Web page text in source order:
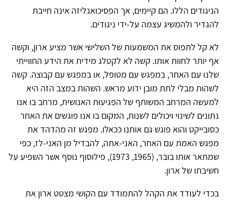
הניגודים הללו. הם קיימים, אך הפסיכואנליזה אינה חייבת
להגדיר ולהמשיג עצמה על-ידי ניגודים.
לא קל לתפוס את המשמעות של השלישי אשר מציע ארון, וקשה
אף יותר לחוות אותו. קשה לא לקטלג מידית את הידע החווייתי
שלנו עם האחר, במפגש עם מטופל, או במפגש עם קבוצה. קשה
לשהות מבלי לתת מובן ידוע מראש. השהות במצב הזה היא
למעשה המרחב המשותף של הפגיעוּת האנושית, מרחב בו אנו
נתונים לשינוי ויכולים לשנות, המקום בו אנו פוגשים את האחר
כסובייקט והוא פוגש גם אותנו ככאלו. מפגש זה מהדהד את
מפגש האמת עם האחר, האני-אתה, להבדיל מן האני-לז, כפי
שמתאר אותו בובר, (1965, 1973), פילוסוף נוסף אשר השפיע על
חשיבתו של ארון.
בכדי לעודד את הקהל להתמודד עם הקושי מצטט ארון את